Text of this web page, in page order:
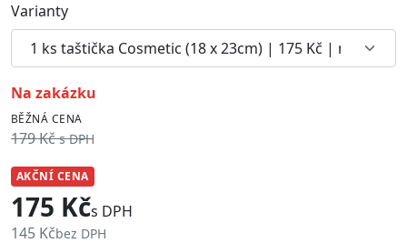
Varianty
na zakázku
BĚŽNÁ CENA
179 Kč s DPH
AKČNÍ CENA
175 Kčs DPH
145 Kčbez DPH